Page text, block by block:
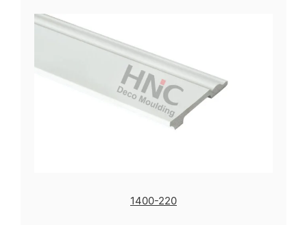
1400-220